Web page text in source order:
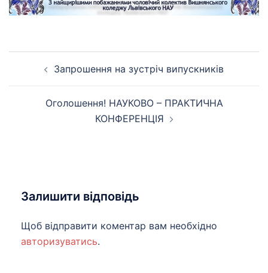
запису
Запрошення на зустріч випускників
Оголошення! НАУКОВО – ПРАКТИЧНА
КОНФЕРЕНЦІЯ
Залишити відповідь
Щоб відправити коментар вам необхідно
авторизуватись.